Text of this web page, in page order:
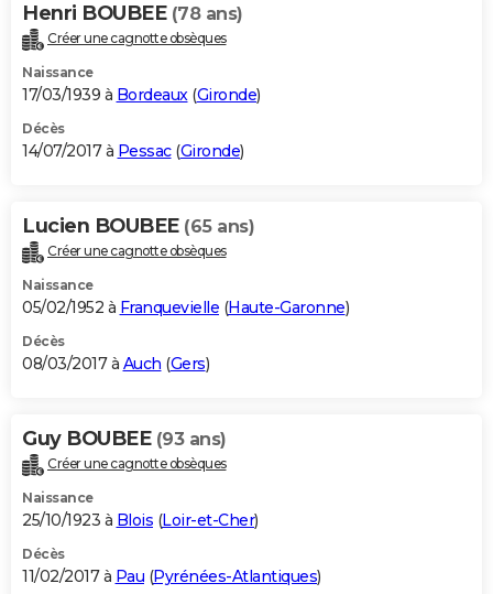
Henri BOUBEE (78 ans)
Créer une cagnotte obsèques
Naissance
17/03/1939 à Bordeaux(Gironde)
Décès
14/07/2017 à Pessac(Gironde)
Lucien BOUBEE (65 ans)
Créer une cagnotte obsèques
Naissance
05/02/1952 à Franquevielle (Haute-Garonne)
Décès
08/03/2017 à Auch (Gers)
Guy BOUBEE (93 ans)
Créer une cagnotte obsèques
Naissance
25/10/1923 à Blois (Loir-et-Cher)
Décès
11/02/2017 à Pau (Pyrénées-Atlantiques)